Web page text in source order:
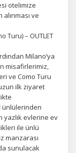
otelimize
alınması ve
Turu) – OUTLET
Milano’ya
misafirlerimiz,
ve Como Turu
ilk ziyaret
ünlülerinden
evlerine ev
ile ünlü
manzarası
sunulacak